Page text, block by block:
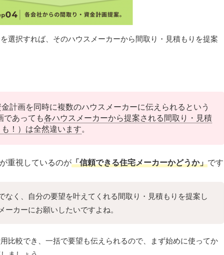
選択すれば、そのハウスメーカーから間取り・見積もりを提案
計画を同時に複数のハウスメーカーに伝えられるという
であっても各ハウスメーカーから提案される間取り・見積
！）は全然違います。
重視しているのが「信頼できる住宅メーカーかどうか」です
なく、自分の要望を叶えてくれる間取り・見積もりを提案し
ーカーにお願いしたいですよね。
比較でき、一括で要望も伝えられるので、まず始めに使ってか